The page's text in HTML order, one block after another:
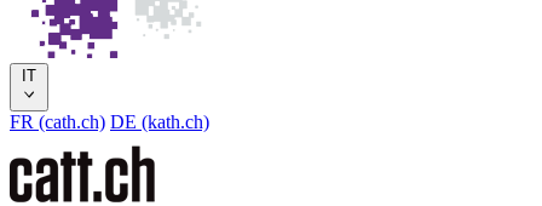
IT
FR (cath.ch) DE (kath.ch)